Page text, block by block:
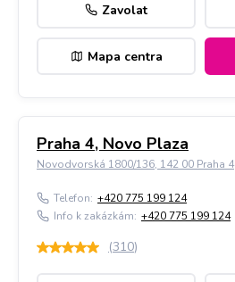
Zavolat
Mapa centra
Praha 4, Novo Plaza
Novodvorská 1800/136, 142 00 Praha 4
Telefon: +420 775 199 124
Info k zakázkám: +420 775 199 124
(310)